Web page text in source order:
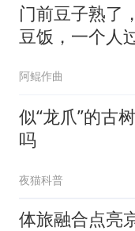
门前豆子熟了
豆饭，一个人
阿鲲作曲
似“龙爪”的古
吗
夜猫科普